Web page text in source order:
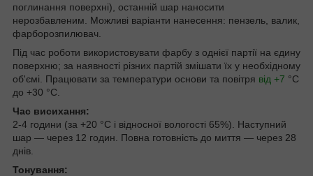
поглинання поверхні), останній шар наносити
нерозбавленим. Можливі варіанти нанесення: пензель, валик,
фарборозпилювач.
Під час роботи використовувати фарбу з однієї партії на єдину
поверхню; за наявності різних партій змішати їх у необхідному
об'ємі. Працювати за температури основи та повітря від +7 °C
до +30 °C.
Час висихання:
2-4 години (за +20 °C і відносної вологості 65%). Наступний
шар — через 12 годин. Повна готовність до миття — через 28
днів.
Тонування: